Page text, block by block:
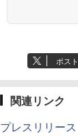
ポスト
関連リンク
プレスリリース